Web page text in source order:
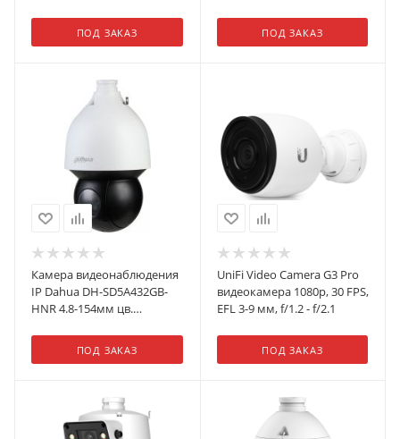
ПОД ЗАКАЗ ПОД ЗАКАЗ
Камера видеонаблюдения
IP Dahua DH-SD5A432GB-
HNR 4.8-154мм цв.
ПОД ЗАКАЗ
UniFi Video Camera G3 Pro
видеокамера 1080p, 30 FPS,
EFL 3-9 мм, f/1.2 - f/2.1
ПОД ЗАКАЗ